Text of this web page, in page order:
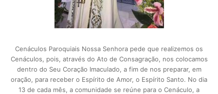
Cenáculos Paroquiais Nossa Senhora pede que realizemos os
Cenáculos, pois, através do Ato de Consagração, nos colocamos
dentro do Seu Coração Imaculado, a fim de nos preparar, em
oração, para receber o Espírito de Amor, o Espírito Santo. No dia
13 de cada mês, a comunidade se reúne para o Cenáculo, a